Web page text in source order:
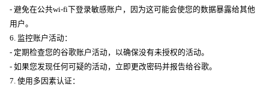
- 避免在公共wi-fi下登录敏感账户，因为这可能会使您的数据暴露给其他
用户。
6. 监控账户活动：
- 定期检查您的谷歌账户活动，以确保没有未授权的活动。
- 如果您发现任何可疑的活动，立即更改密码并报告给谷歌。
7. 使用多因素认证：